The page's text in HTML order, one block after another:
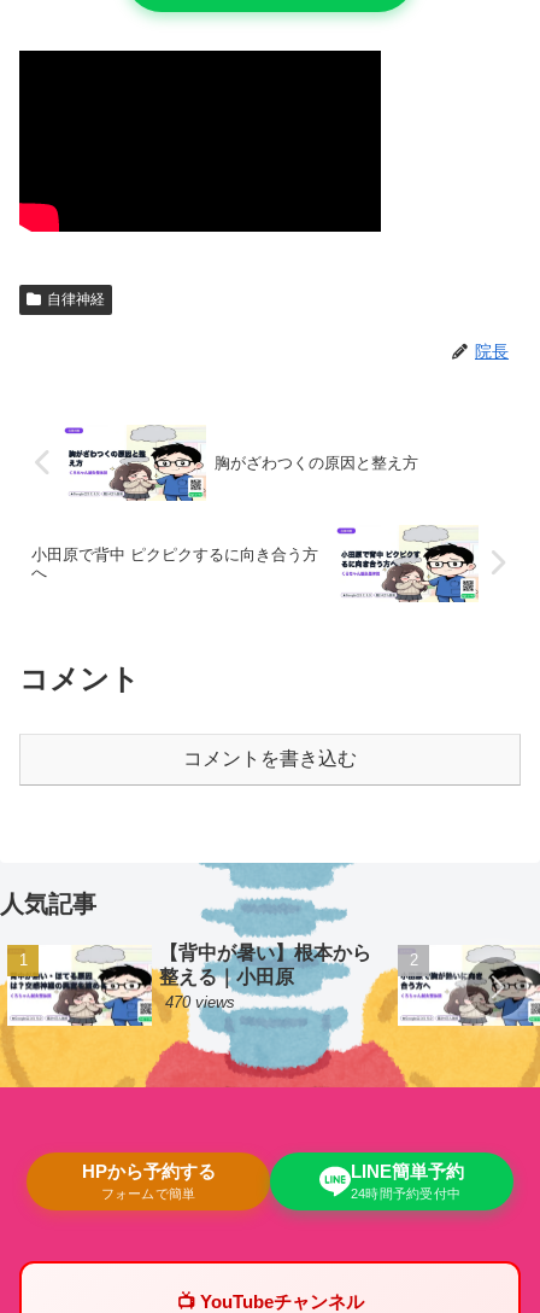
自律神経
院長
胸がざわつくの原因と整え方
小田原で背中 ピクピクするに向き合う方
へ
コメント
コメントを書き込む
人気記事
【背中が暑い】根本から
整える｜小田原
470 views
HPから予約する
フォームで簡単
LINE簡単予約
24時間予約受付中
📺 YouTubeチャンネル